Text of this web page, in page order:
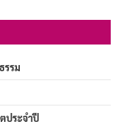
รรม
ประจำปี